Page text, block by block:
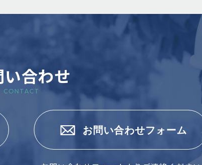
い合わせ
CONTACT
お問い合わせフォーム